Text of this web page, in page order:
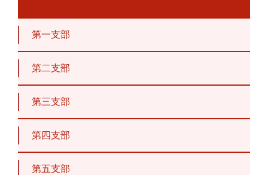
第一支部
第二支部
第三支部
第四支部
第五支部